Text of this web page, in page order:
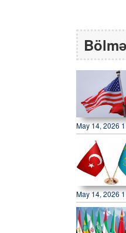
May 14, 2026
May 14, 2026